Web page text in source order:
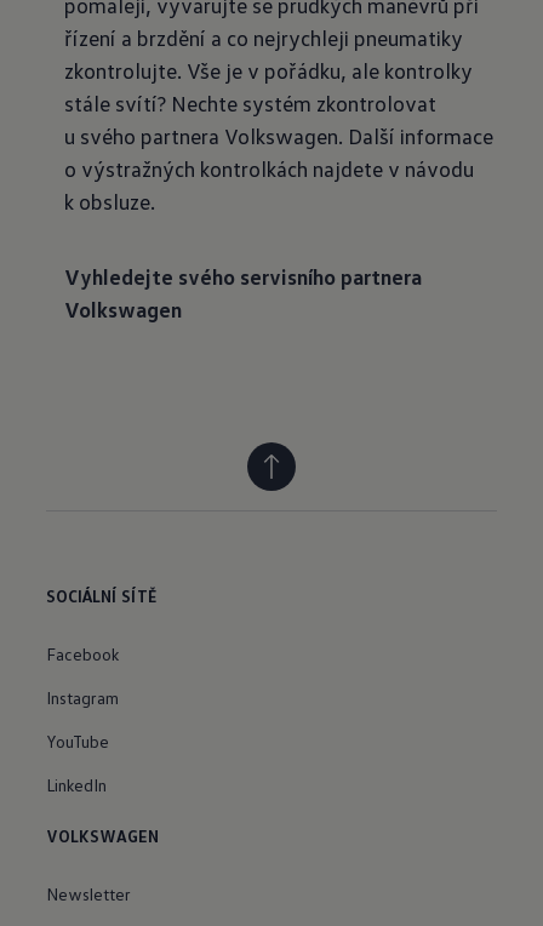
řízení a brzdění a co nejrychleji pneumatiky
zkontrolujte. Vše je v pořádku, ale kontrolky
stále svítí? Nechte systém zkontrolovat
u svého partnera Volkswagen. Další informace
o výstražných kontrolkách najdete v návodu
k obsluze.
Vyhledejte svého servisního partnera
Volkswagen
SOCIÁLNÍ SÍTĚ
Facebook
Instagram
YouTube
LinkedIn
VOLKSWAGEN
Newsletter